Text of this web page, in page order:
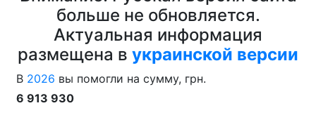
больше не обновляется.
Актуальная информация
размещена в украинской версии
В 2026 вы помогли на сумму, грн.
6 913 930